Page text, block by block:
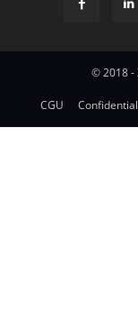
© 2018 -
CGU